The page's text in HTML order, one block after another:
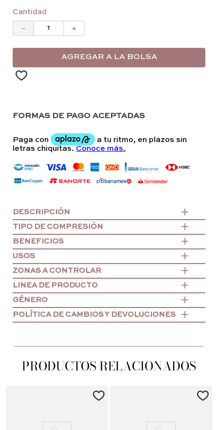
Cantidad
＋
－
AGREGAR A LA BOLSA
FORMAS DE PAGO ACEPTADAS
DESCRIPCIÓN
TIPO DE COMPRESIÓN
BENEFICIOS
USOS
ZONAS A CONTROLAR
LINEA DE PRODUCTO
GÉNERO
POLÍTICA DE CAMBIOS Y DEVOLUCIONES
PRODUCTOS RELACIONADOS